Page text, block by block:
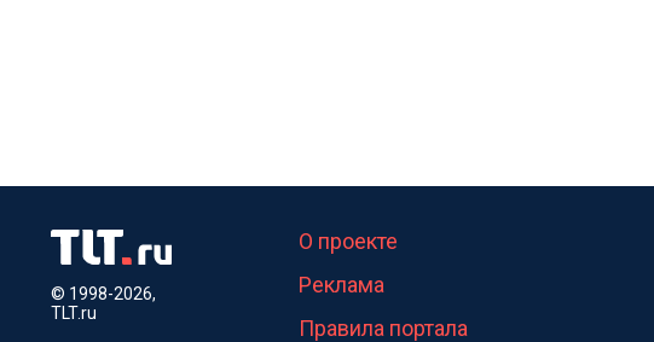
© 1998-2026,
TLT.ru
О проекте
Реклама
Правила портала